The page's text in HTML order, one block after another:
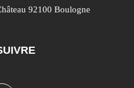
92100 Boulogne